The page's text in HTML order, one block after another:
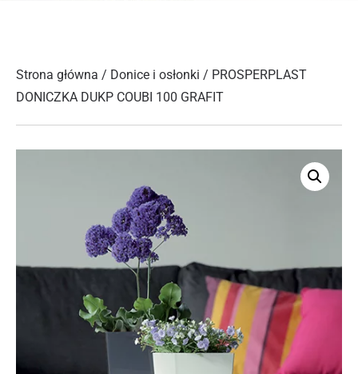
Strona główna / Donice i osłonki / PROSPERPLAST
DONICZKA DUKP COUBI 100 GRAFIT